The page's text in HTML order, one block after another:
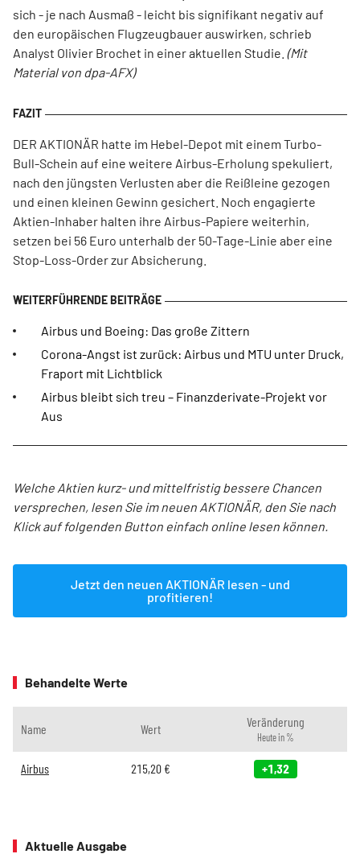
sich - je nach Ausmaß - leicht bis signifikant negativ auf
den europäischen Flugzeugbauer auswirken, schrieb
Analyst Olivier Brochet in einer aktuellen Studie. (Mit
Material von dpa-AFX)
DER AKTIONÄR hatte im Hebel-Depot mit einem Turbo-
Bull-Schein auf eine weitere Airbus-Erholung spekuliert,
nach den jüngsten Verlusten aber die Reißleine gezogen
und einen kleinen Gewinn gesichert. Noch engagierte
Aktien-Inhaber halten ihre Airbus-Papiere weiterhin,
setzen bei 56 Euro unterhalb der 50-Tage-Linie aber eine
Stop-Loss-Order zur Absicherung.
Airbus und Boeing: Das große Zittern
Corona-Angst ist zurück: Airbus und MTU unter Druck,
Fraport mit Lichtblick
Airbus bleibt sich treu – Finanzderivate-Projekt vor
Aus
Welche Aktien kurz- und mittelfristig bessere Chancen
versprechen, lesen Sie im neuen AKTIONÄR, den Sie nach
Klick auf folgenden Button einfach online lesen können.
Jetzt den neuen AKTIONÄR lesen - und
profitieren!
Behandelte Werte
Name Wert Veränderung
Heute in %
Airbus 215,20 € +1,32
Aktuelle Ausgabe